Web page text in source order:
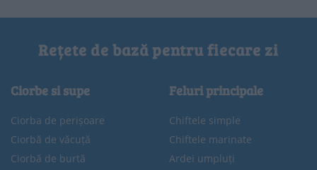
Rețete de bază pentru fiecare zi
Ciorbe si supe
Ciorba de perișoare
Ciorbă de văcuță
Ciorbă de burtă
Feluri principale
Chiftele simple
Chiftele marinate
Ardei umpluți